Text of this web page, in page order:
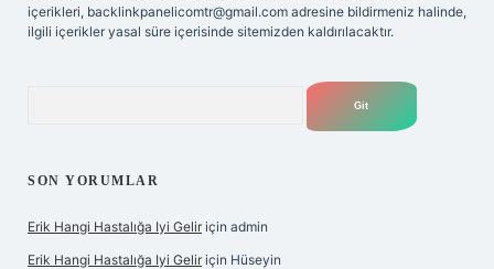
içerikleri, backlinkpanelicomtr@gmail.com adresine bildirmeniz halinde,
ilgili içerikler yasal süre içerisinde sitemizden kaldırılacaktır.
SON YORUMLAR
Erik Hangi Hastalığa Iyi Gelir için admin
Erik Hangi Hastalığa Iyi Gelir için Hüseyin